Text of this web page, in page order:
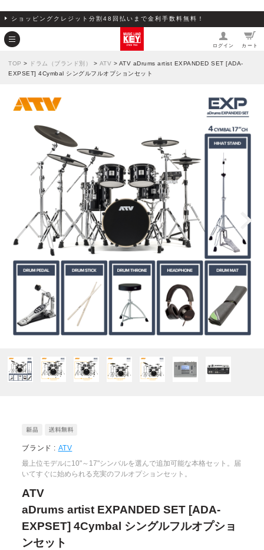
ショッピングクレジット分割48回払いまで金利手数料無料！
ログイン カート
TOP > ドラム（ブランド別） > ATV > ATV aDrums artist EXPANDED SET [ADA-
EXPSET] 4Cymbal シングルフルオプションセット
ブランド : ATV
最上位モデルに10"～17"シンバルを選んで追加可能な本格セット。届
いてすぐに始められる充実のフルオプションセット。
ATV
aDrums artist EXPANDED SET [ADA-
EXPSET] 4Cymbal シングルフルオプショ
ンセット